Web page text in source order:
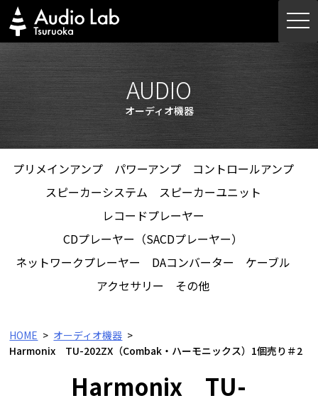
Skip
to
content
AUDIO
オーディオ機器
プリメインアンプ パワーアンプ
コントロールアンプ
スピーカーシステム
スピーカーユニット
レコードプレーヤー
CDプレーヤー（SACDプレーヤー）
ネットワークプレーヤー
DAコンバーター
ケーブル
アクセサリー
その他
HOME
オーディオ機器
Harmonix TU-202ZX（Combak・ハーモニックス）1個売り＃2
Harmonix TU-